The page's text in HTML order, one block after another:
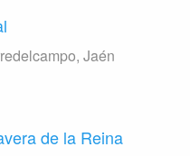
Jaén
de la Reina